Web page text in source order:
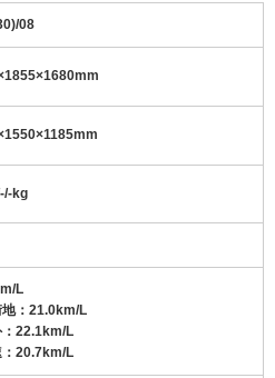
08
1855×1680mm
1550×1185mm
kg
L
地：21.0km/L
：22.1km/L
：20.7km/L